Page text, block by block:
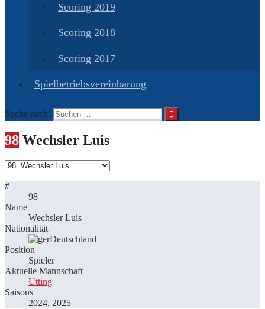
Scoring 2019
Scoring 2018
Scoring 2017
Spielbetriebsvereinbarung
Suche nach:
98 Wechsler Luis
#
98
Name
Wechsler Luis
Nationalität
Deutschland
Position
Spieler
Aktuelle Mannschaft
Utting
Saisons
2024, 2025